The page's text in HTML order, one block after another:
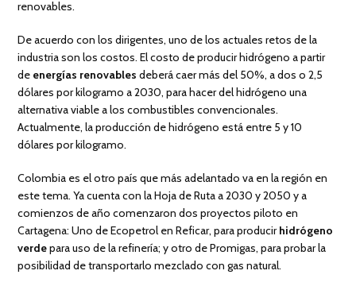
renovables.
De acuerdo con los dirigentes, uno de los actuales retos de la
industria son los costos. El costo de producir hidrógeno a partir
de energías renovables deberá caer más del 50%, a dos o 2,5
dólares por kilogramo a 2030, para hacer del hidrógeno una
alternativa viable a los combustibles convencionales.
Actualmente, la producción de hidrógeno está entre 5 y 10
dólares por kilogramo.
Colombia es el otro país que más adelantado va en la región en
este tema. Ya cuenta con la Hoja de Ruta a 2030 y 2050 y a
comienzos de año comenzaron dos proyectos piloto en
Cartagena: Uno de Ecopetrol en Reficar, para producirhidrógeno
verdepara uso de la refinería; y otro de Promigas, para probar la
posibilidad de transportarlo mezclado con gas natural.